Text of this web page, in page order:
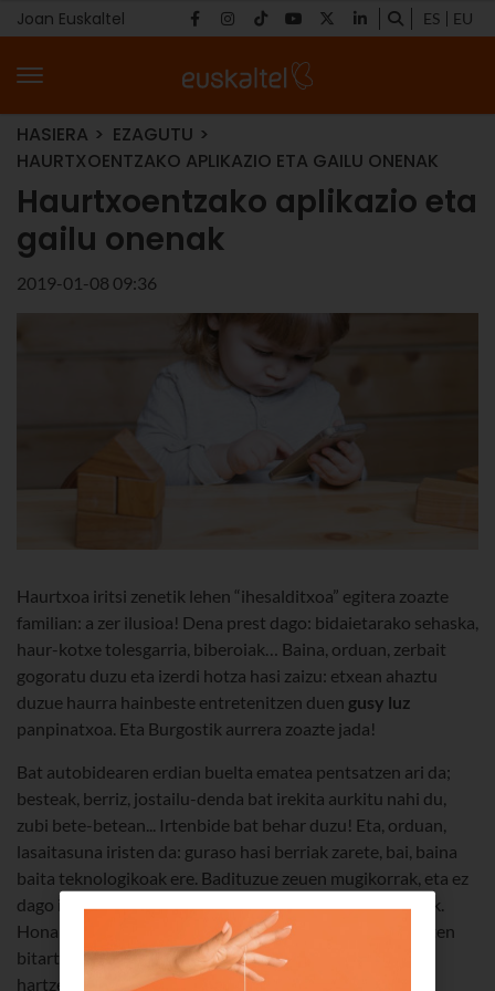
Joan Euskaltel ES EU
HASIERA
EZAGUTU
HAURTXOENTZAKO APLIKAZIO ETA GAILU ONENAK
Haurtxoentzako aplikazio eta
gailu onenak
2019-01-08 09:36
Haurtxoa iritsi zenetik lehen “ihesalditxoa” egitera zoazte
familian: a zer ilusioa! Dena prest dago: bidaietarako sehaska,
haur-kotxe tolesgarria, biberoiak… Baina, orduan, zerbait
gogoratu duzu eta izerdi hotza hasi zaizu: etxean ahaztu
duzue haurra hainbeste entretenitzen duen gusy luz
panpinatxoa. Eta Burgostik aurrera zoazte jada!
Bat autobidearen erdian buelta ematea pentsatzen ari da;
besteak, berriz, jostailu-denda bat irekita aurkitu nahi du,
zubi bete-betean... Irtenbide bat behar duzu! Eta, orduan,
lasaitasuna iristen da: guraso hasi berriak zarete, bai, baina
baita teknologikoak ere. Badituzue zeuen mugikorrak, eta ez
dago iOS eta Android unibertsoek eskuratu ezin dutenik.
Hona hemen zenbait aplikazio zuen txikiek lo egiten duten
bitartean edo entretenituta dauden bitartean atseden
hartzen lagunduko dizuetenak.